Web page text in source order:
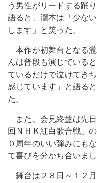
う男性がリードする踊
語ると、瀧本は「少な
します」と笑った。
本作が初舞台となる
んは普段も演じている
ているだけで泣けてき
感じています」と語る
た。
また、会見終盤は先
回ＮＨＫ紅白歌合戦」
０周年のいい弾みにも
て喜びを分かち合いま
舞台は２８日～１２